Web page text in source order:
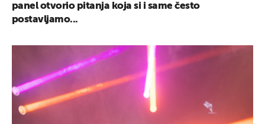
panel otvorio pitanja koja si i same često
postavljamo...